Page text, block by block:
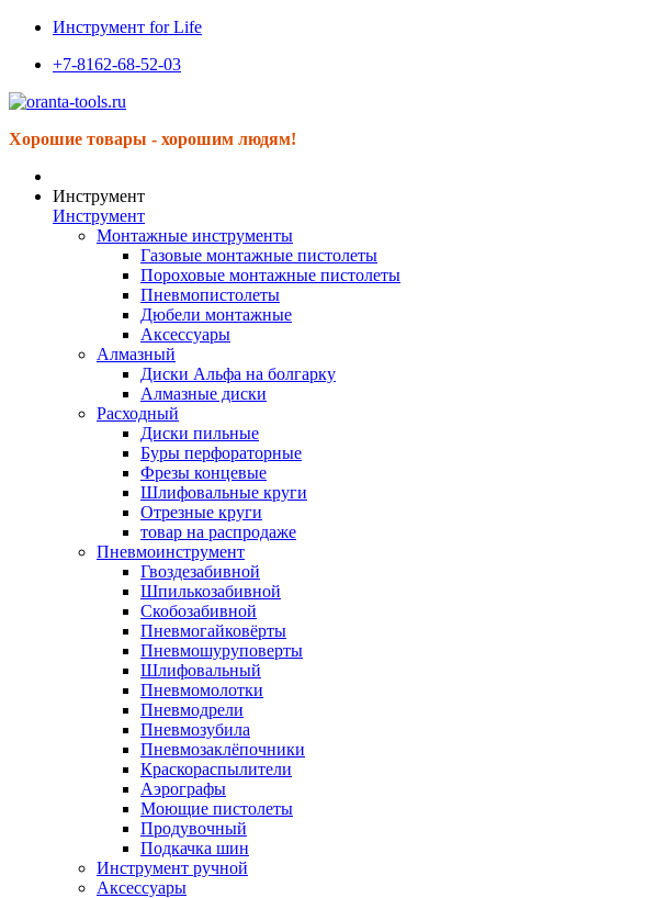
Инструмент for Life
+7-8162-68-52-03
Хорошие товары - хорошим людям!
Инструмент
Инструмент
Монтажные инструменты
Газовые монтажные пистолеты
Пороховые монтажные пистолеты
Пневмопистолеты
Дюбели монтажные
Аксессуары
Алмазный
Диски Альфа на болгарку
Алмазные диски
Расходный
Диски пильные
Буры перфораторные
Фрезы концевые
Шлифовальные круги
Отрезные круги
товар на распродаже
Пневмоинструмент
Гвоздезабивной
Шпилькозабивной
Скобозабивной
Пневмогайковёрты
Пневмошуруповерты
Шлифовальный
Пневмомолотки
Пневмодрели
Пневмозубила
Пневмозаклёпочники
Краскораспылители
Аэрографы
Моющие пистолеты
Продувочный
Подкачка шин
Инструмент ручной
Аксессуары